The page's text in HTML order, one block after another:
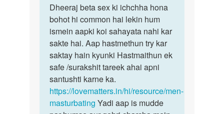
to
Me
sex
karna
chata
hu.
by
Dheeraj
Thakur
Dheeraj
beta
sex
ki
ichchha…
Dheeraj beta sex ki ichchha hona
bohot hi common hai lekin hum
ismein aapki koi sahayata nahi kar
sakte hai. Aap hastmethun try kar
saktay hain kyunki Hastmaithun ek
safe /surakshit tareek ahai apni
santushti karne ka.
https://lovematters.in/hi/resource/men-
masturbating Yadi aap is mudde